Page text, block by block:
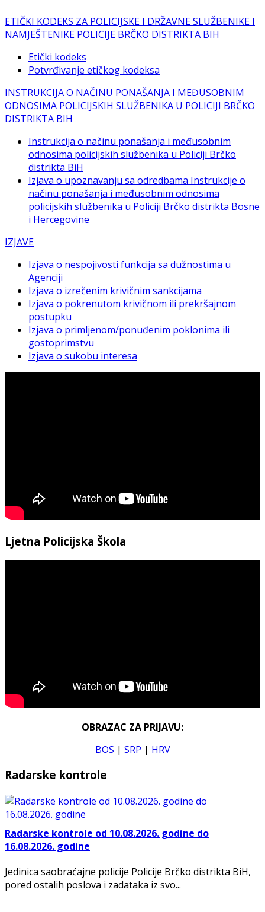
ETIČKI KODEKS ZA POLICIJSKE I DRŽAVNE SLUŽBENIKE I
NAMJEŠTENIKE POLICIJE BRČKO DISTRIKTA BIH
Etički kodeks
Potvrđivanje etičkog kodeksa
INSTRUKCIJA O NAČINU PONAŠANJA I MEĐUSOBNIM
ODNOSIMA POLICIJSKIH SLUŽBENIKA U POLICIJI BRČKO
DISTRIKTA BIH
Instrukcija o načinu ponašanja i međusobnim
odnosima policijskih službenika u Policiji Brčko
distrikta BiH
Izjava o upoznavanju sa odredbama Instrukcije o
načinu ponašanja i međusobnim odnosima
policijskih službenika u Policiji Brčko distrikta Bosne
i Hercegovine
IZJAVE
Izjava o nespojivosti funkcija sa dužnostima u
Agenciji
Izjava o izrečenim krivičnim sankcijama
Izjava o pokrenutom krivičnom ili prekršajnom
postupku
Izjava o primljenom/ponuđenim poklonima ili
gostoprimstvu
Izjava o sukobu interesa
Ljetna Policijska Škola
OBRAZAC ZA PRIJAVU:
BOS | SRP | HRV
Radarske kontrole
Radarske kontrole od 10.08.2026. godine do
16.08.2026. godine
Jedinica saobraćajne policije Policije Brčko distrikta BiH,
pored ostalih poslova i zadataka iz svo...